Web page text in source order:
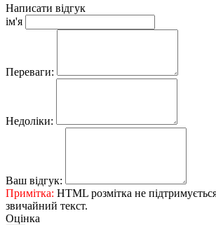
Написати відгук
ім'я
Переваги:
Недоліки:
Ваш відгук:
Примітка: HTML розмітка не
звичайний текст.
Оцінка